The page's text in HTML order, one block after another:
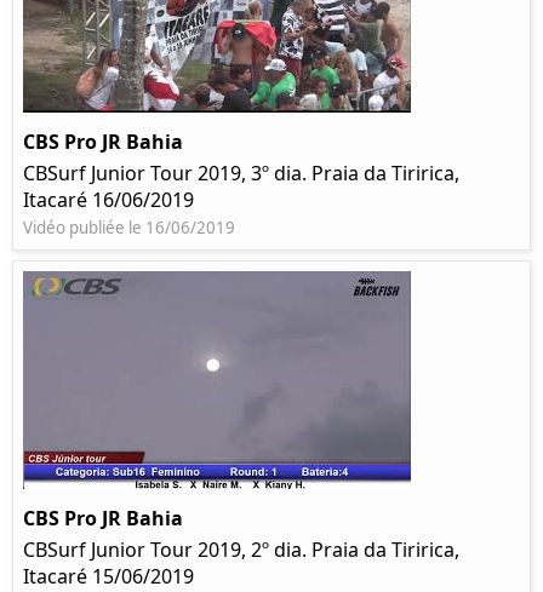
CBS Pro JR Bahia
CBSurf Junior Tour 2019, 3º dia. Praia da Tiririca,
Itacaré 16/06/2019
Vidéo publiée le 16/06/2019
CBS Pro JR Bahia
CBSurf Junior Tour 2019, 2º dia. Praia da Tiririca,
Itacaré 15/06/2019